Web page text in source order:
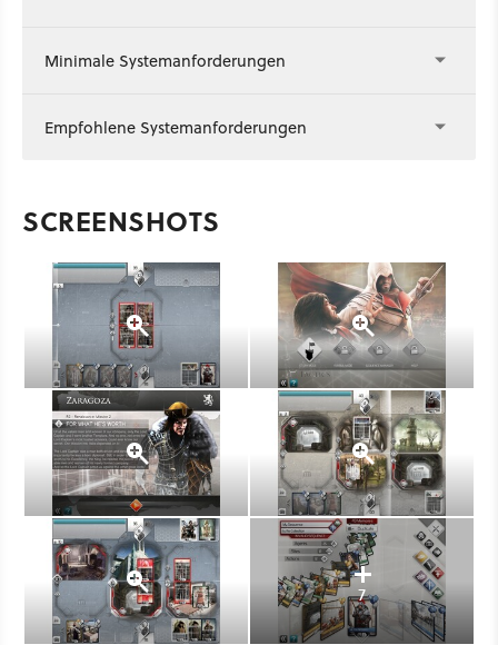
Minimale Systemanforderungen
Empfohlene Systemanforderungen
SCREENSHOTS
7